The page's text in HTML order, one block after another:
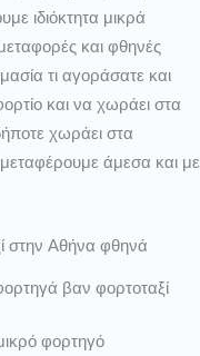
ιδιόκτητα μικρά
και φθηνές
τι αγοράσατε και
και να χωράει στα
χωράει στα
άμεσα και με
βαν φορτοταξί
φορτηγό